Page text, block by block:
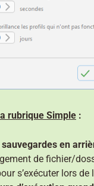
rubrique Simple :
en
de fichier/
s’exécuter lors